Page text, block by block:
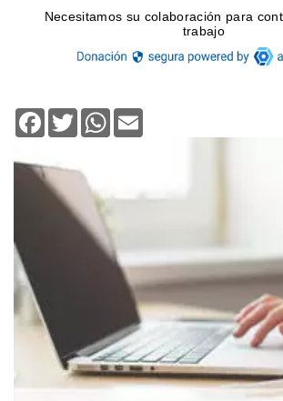
Facebook
TwitterWhatsApp